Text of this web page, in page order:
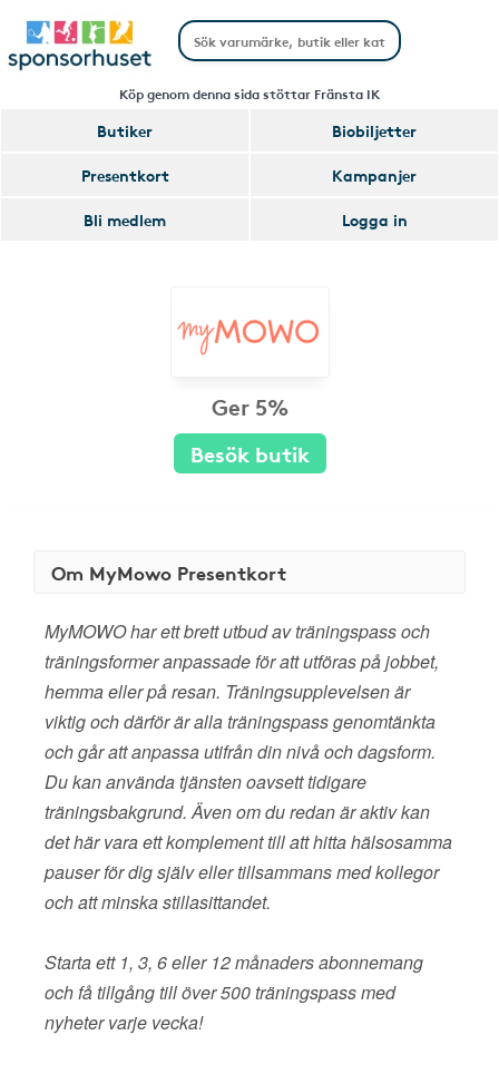
Köp genom denna sida stöttar Fränsta IK
Butiker
Biobiljetter
Presentkort
Kampanjer
Bli medlem
Logga in
Ger 5%
Besök butik
Om MyMowo Presentkort
MyMOWO har ett brett utbud av träningspass och
träningsformer anpassade för att utföras på jobbet,
hemma eller på resan. Träningsupplevelsen är
viktig och därför är alla träningspass genomtänkta
och går att anpassa utifrån din nivå och dagsform.
Du kan använda tjänsten oavsett tidigare
träningsbakgrund. Även om du redan är aktiv kan
det här vara ett komplement till att hitta hälsosamma
pauser för dig själv eller tillsammans med kollegor
och att minska stillasittandet.
Starta ett 1, 3, 6 eller 12 månaders abonnemang
och få tillgång till över 500 träningspass med
nyheter varje vecka!